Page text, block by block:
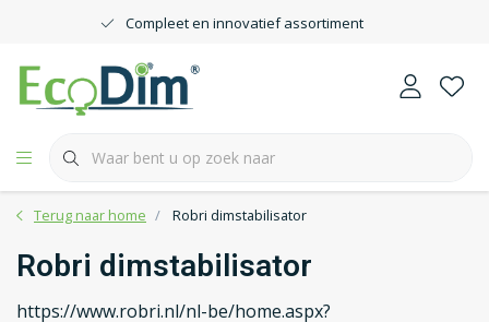
Compleet en innovatief assortiment
Terug naar home Robri dimstabilisator
Robri dimstabilisator
https://www.robri.nl/nl-be/home.aspx?